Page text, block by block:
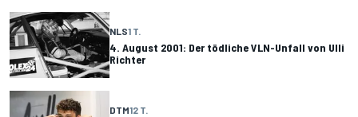
NLS1 T.
4. August 2001: Der tödliche VLN-Unfall von Ulli
Richter
DTM12 T.